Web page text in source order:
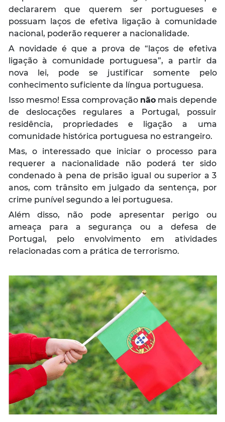
declararem que querem ser portugueses e
possuam laços de efetiva ligação à comunidade
nacional, poderão requerer a nacionalidade.
A novidade é que a prova de “laços de efetiva
ligação à comunidade portuguesa”, a partir da
nova lei, pode se justificar somente pelo
conhecimento suficiente da língua portuguesa.
Isso mesmo! Essa comprovação não mais depende
de deslocações regulares a Portugal, possuir
residência, propriedades e ligação a uma
comunidade histórica portuguesa no estrangeiro.
Mas, o interessado que iniciar o processo para
requerer a nacionalidade não poderá ter sido
condenado à pena de prisão igual ou superior a 3
anos, com trânsito em julgado da sentença, por
crime punível segundo a lei portuguesa.
Além disso, não pode apresentar perigo ou
ameaça para a segurança ou a defesa de
Portugal, pelo envolvimento em atividades
relacionadas com a prática de terrorismo.